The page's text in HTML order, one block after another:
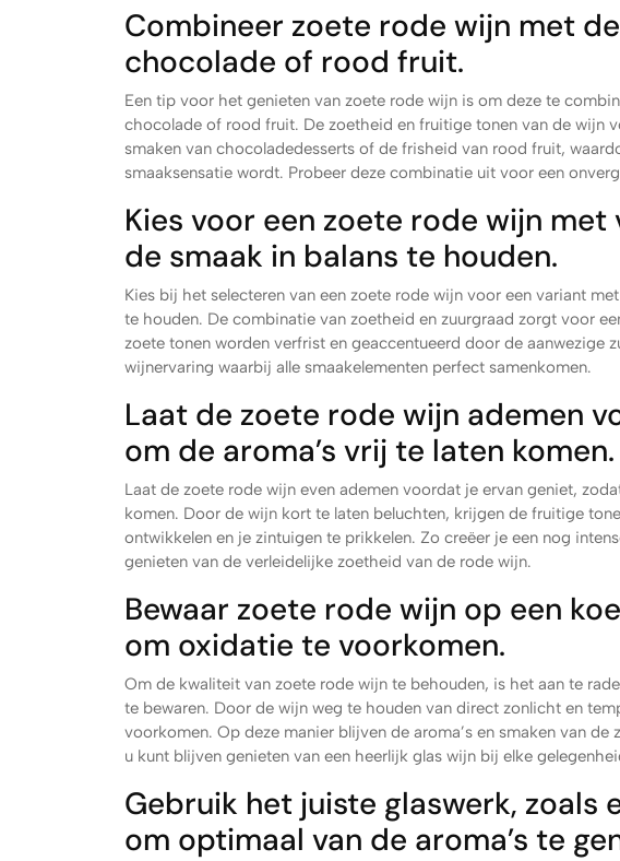
Combineer zoete rode wijn met
chocolade of rood fruit.
Een tip voor het genieten van zoete rode wijn is om deze te
chocolade of rood fruit. De zoetheid en fruitige tonen van de wijn
smaken van chocoladedesserts of de frisheid van rood fruit,
smaaksensatie wordt. Probeer deze combinatie uit voor een
Kies voor een zoete rode wijn
de smaak in balans te houden.
Kies bij het selecteren van een zoete rode wijn voor een variant
te houden. De combinatie van zoetheid en zuurgraad zorgt voor
zoete tonen worden verfrist en geaccentueerd door de aanwezige
wijnervaring waarbij alle smaakelementen perfect samenkomen.
Laat de zoete rode wijn ademen
om de aroma’s vrij te laten komen.
Laat de zoete rode wijn even ademen voordat je ervan geniet,
komen. Door de wijn kort te laten beluchten, krijgen de fruitige
ontwikkelen en je zintuigen te prikkelen. Zo creëer je een nog
genieten van de verleidelijke zoetheid van de rode wijn.
Bewaar zoete rode wijn op een
om oxidatie te voorkomen.
Om de kwaliteit van zoete rode wijn te behouden, is het aan te
te bewaren. Door de wijn weg te houden van direct zonlicht en
voorkomen. Op deze manier blijven de aroma’s en smaken van
u kunt blijven genieten van een heerlijk glas wijn bij elke
Gebruik het juiste glaswerk, zoals
om optimaal van de aroma’s te